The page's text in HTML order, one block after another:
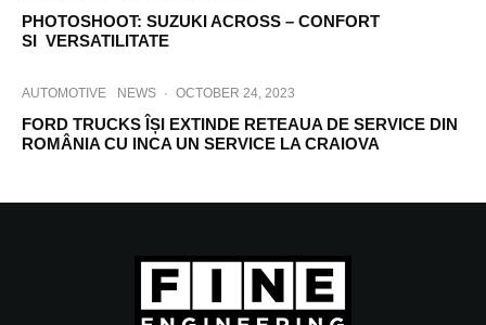
PHOTOSHOOT: SUZUKI ACROSS – CONFORT
SI VERSATILITATE
AUTOMOTIVE NEWS · OCTOBER 24, 2023
FORD TRUCKS ÎȘI EXTINDE RETEAUA DE SERVICE DIN
ROMÂNIA CU INCA UN SERVICE LA CRAIOVA